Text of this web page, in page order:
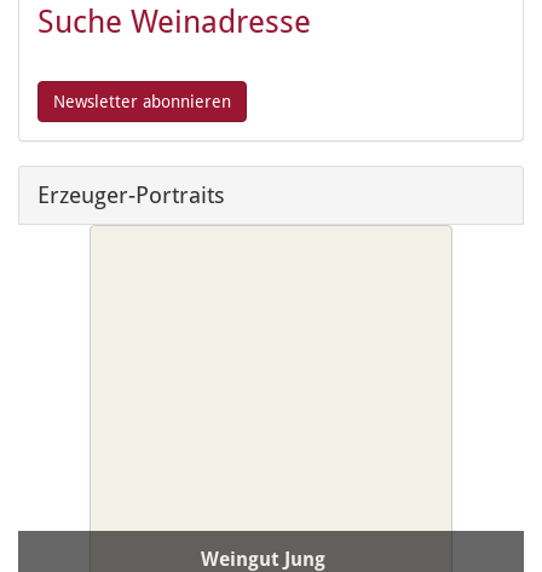
Suche Weinadresse
Erzeuger-Portraits
Weingut Jung